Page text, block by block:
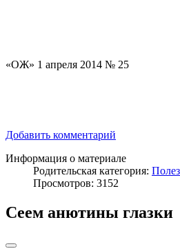
«ОЖ» 1 апреля 2014 № 25
Добавить комментарий
Информация о материале
Родительская категория:
Просмотров: 3152
Сеем анютины глазки